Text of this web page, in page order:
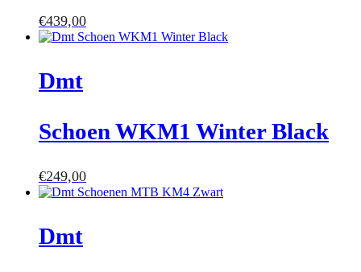
€439,00
Dmt
Schoen WKM1 Winter Black
€249,00
Dmt